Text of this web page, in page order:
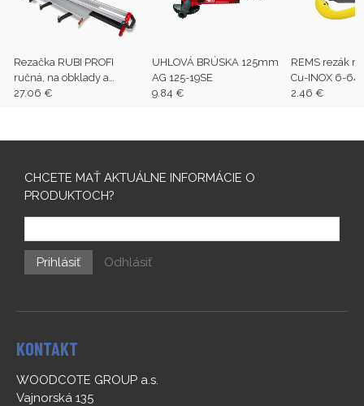
Rezačka RUBI PROFI
ručná, na obklady a
dlažby SPEED 1550
27.06 €
UHLOVÁ BRÚSKA 125mm
AG 125-19SE
9.84 €
REMS rezák
Cu-INOX 6-
2.46 €
CHCETE MAŤ AKTUÁLNE INFORMÁCIE O
PRODUKTOCH?
Prihlásiť Odhlásiť
KONTAKT
WOODCOTE GROUP a.s.
Vajnorská 135